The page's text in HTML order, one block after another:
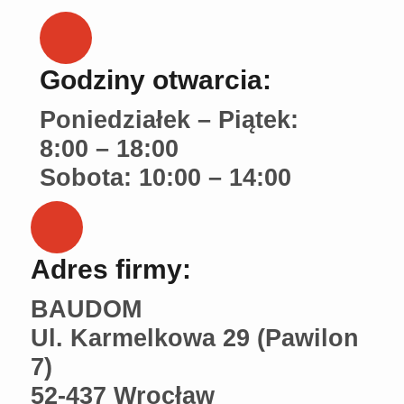
Godziny otwarcia:
Poniedziałek – Piątek:
8:00 – 18:00
Sobota: 10:00 – 14:00
Adres firmy:
BAUDOM
Ul. Karmelkowa 29 (pawilon
7)
52-437 Wrocław